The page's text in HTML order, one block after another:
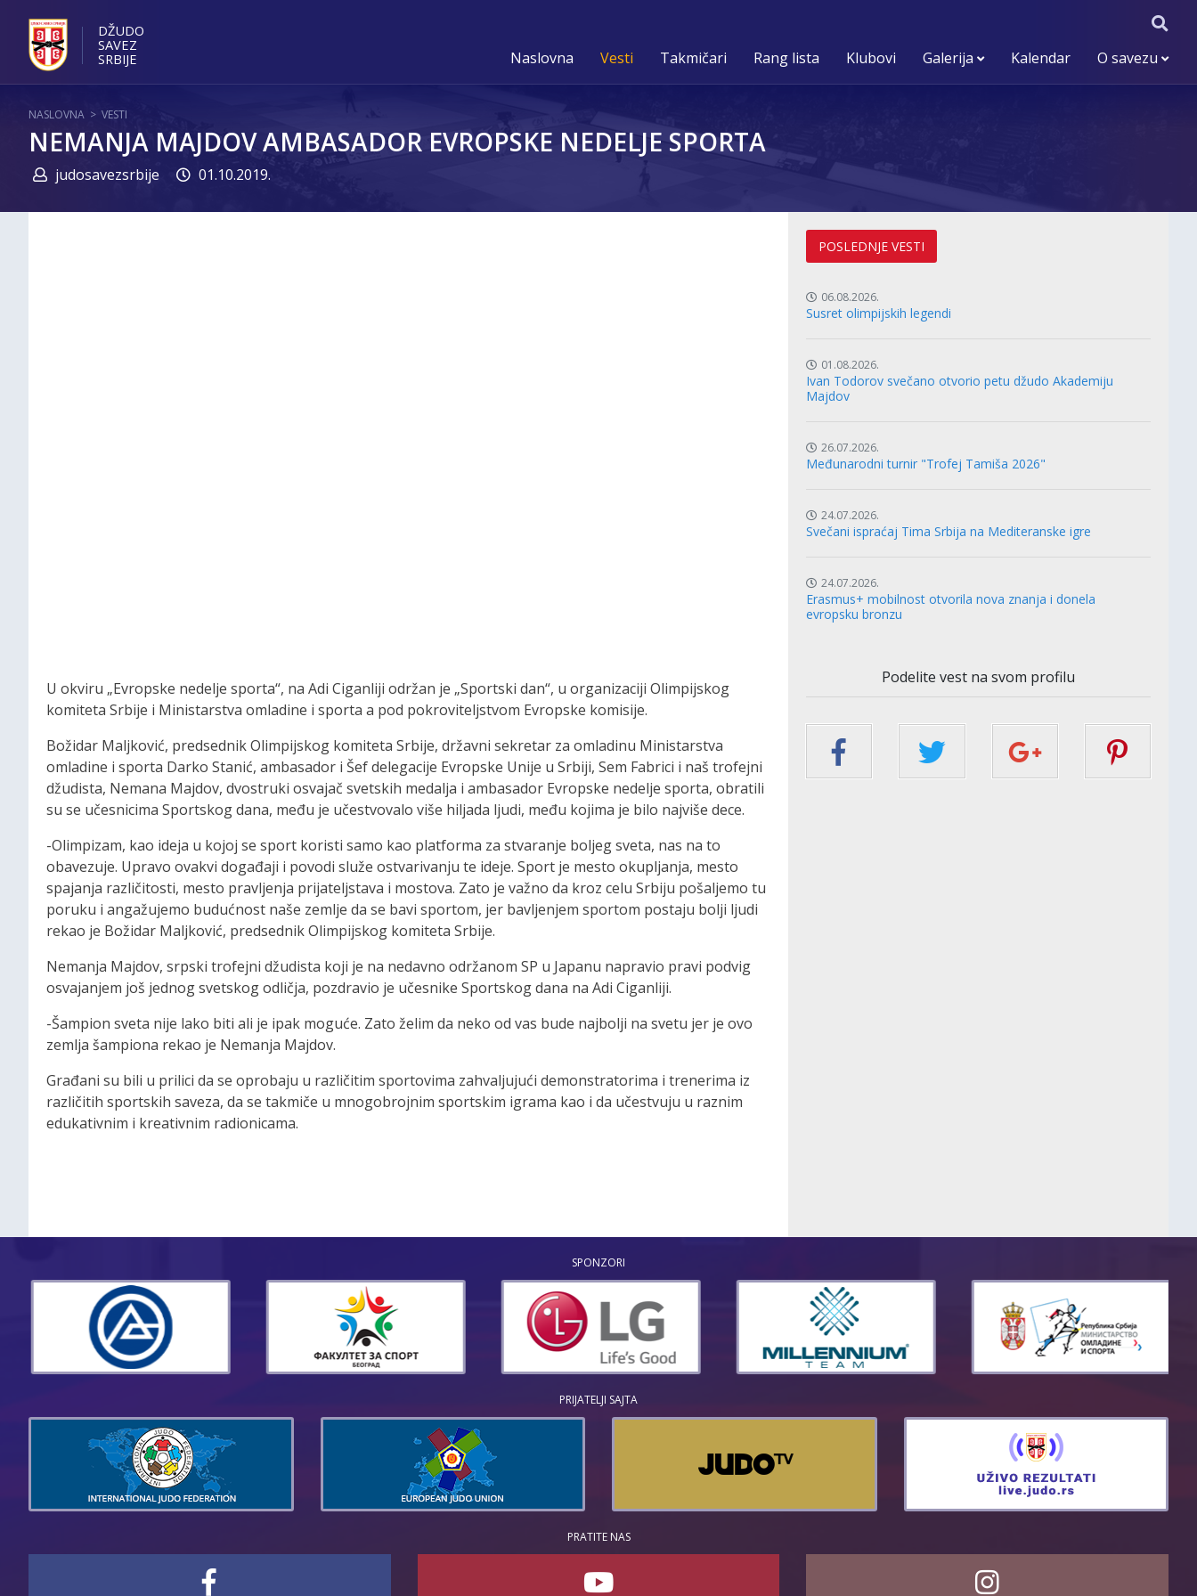
DŽUDO
SAVEZ
SRBIJE
Naslovna Vesti Takmičari Rang lista Klubovi Galerija Kalendar O savezu
NASLOVNA > VESTI
NEMANJA MAJDOV AMBASADOR EVROPSKE NEDELJE SPORTA
judosavezsrbije 01.10.2019.
U okviru „Evropske nedelje sporta“, na Adi Ciganliji održan je „Sportski dan“, u organizaciji Olimpijskog
komiteta Srbije i Ministarstva omladine i sporta a pod pokroviteljstvom Evropske komisije.
Božidar Maljković, predsednik Olimpijskog komiteta Srbije, državni sekretar za omladinu Ministarstva
omladine i sporta Darko Stanić, ambasador i Šef delegacije Evropske Unije u Srbiji, Sem Fabrici i naš trofejni
džudista, Nemana Majdov, dvostruki osvajač svetskih medalja i ambasador Evropske nedelje sporta, obratili
su se učesnicima Sportskog dana, među je učestvovalo više hiljada ljudi, među kojima je bilo najviše dece.
-Olimpizam, kao ideja u kojoj se sport koristi samo kao platforma za stvaranje boljeg sveta, nas na to
obavezuje. Upravo ovakvi događaji i povodi služe ostvarivanju te ideje. Sport je mesto okupljanja, mesto
spajanja različitosti, mesto pravljenja prijateljstava i mostova. Zato je važno da kroz celu Srbiju pošaljemo tu
poruku i angažujemo budućnost naše zemlje da se bavi sportom, jer bavljenjem sportom postaju bolji ljudi
rekao je Božidar Maljković, predsednik Olimpijskog komiteta Srbije.
Nemanja Majdov, srpski trofejni džudista koji je na nedavno održanom SP u Japanu napravio pravi podvig
osvajanjem još jednog svetskog odličja, pozdravio je učesnike Sportskog dana na Adi Ciganliji.
-Šampion sveta nije lako biti ali je ipak moguće. Zato želim da neko od vas bude najbolji na svetu jer je ovo
zemlja šampiona rekao je Nemanja Majdov.
Građani su bili u prilici da se oprobaju u različitim sportovima zahvaljujući demonstratorima i trenerima iz
različitih sportskih saveza, da se takmiče u mnogobrojnim sportskim igrama kao i da učestvuju u raznim
edukativnim i kreativnim radionicama.
POSLEDNJE VESTI
06.08.2026.
Susret olimpijskih legendi
01.08.2026.
Ivan Todorov svečano otvorio petu džudo Akademiju
Majdov
26.07.2026.
Međunarodni turnir "Trofej Tamiša 2026"
24.07.2026.
Svečani ispraćaj Tima Srbija na Mediteranske igre
24.07.2026.
Erasmus+ mobilnost otvorila nova znanja i donela
evropsku bronzu
Podelite vest na svom profilu
SPONZORI
PRIJATELJI SAJTA
PRATITE NAS